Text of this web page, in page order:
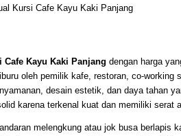
Kursi Cafe Kayu Kaki Panjang
Cafe Kayu Kaki Panjang dengan harga
oleh pemilik kafe, restoran, co-working
desain estetik, dan daya tahan
karena terkenal kuat dan memiliki serat
melengkung atau jok busa berlapis